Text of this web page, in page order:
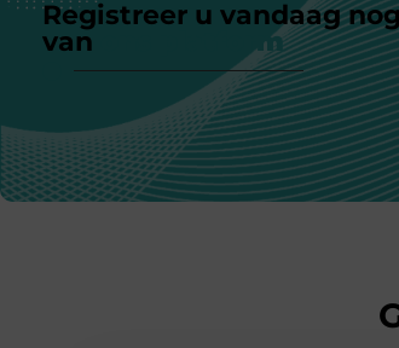
Registreer u vandaag
van
ons platform